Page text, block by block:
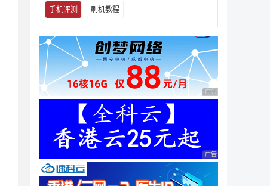
手机评测 刷机教程
广告 商业广告，理性
广告 商业广告，理性